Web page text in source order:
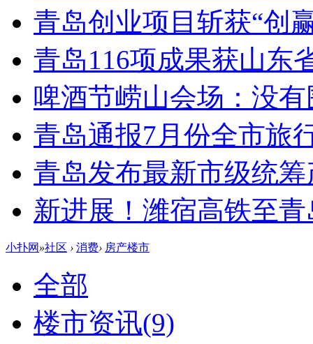
青岛创业项目斩获“创
青岛116项成果获山东
啤酒节崂山会场：没有
青岛通报7月份全市旅
青岛发布最新市级统
新进展！潍宿高铁至
小扑网 »社区 › 消费› 房产楼市
全部
楼市资讯(9)